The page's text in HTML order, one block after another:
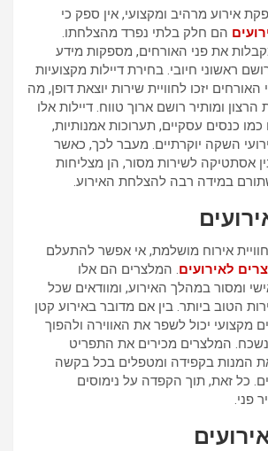
אירוע מרהיב ומקצועי, אין ספק כי
הם חלק בלתי נפרד מהצלחתו.
את פני האורחים, מספקות מידע
ראשוני חיובי. בחירת דיילות מקצועיות
יזכו לחוויית שירות יוצאת דופן, מה
ומותיר רושם ארוך טווח. דיילות אלו
כנסים עסקיים, תערוכות אמנותיות,
השקה יוקרתיים. מעבר לכך, כאשר
אסתטיקה לשירות מסור, הן מצליחות
שתורם במידה רבה להצלחת האירוע.
אירוח מושלמת, אי אפשר להתעלם
לאירועים. המלצרים הם אלו
ומסור במהלך האירוע, ומוודאים שכל
הטוב ביותר. בין אם מדובר באירוע קטן
מקצועי יכול לשפר את האווירה ולהפוך
המלצרים מכירים את התפריט
המנות בקפידה ומטפלים בכל בקשה
כל זאת, תוך הקפדה על נימוסים
פני.